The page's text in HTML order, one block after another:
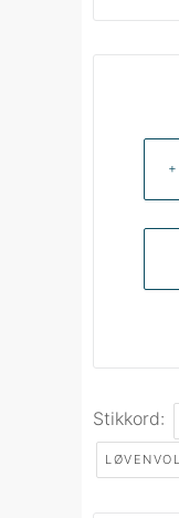
Stikkord: